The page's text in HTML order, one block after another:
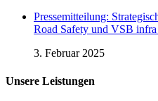
Pressemitteilung:
Road Safety und VSB
3. Februar 2025
Unsere Leistungen